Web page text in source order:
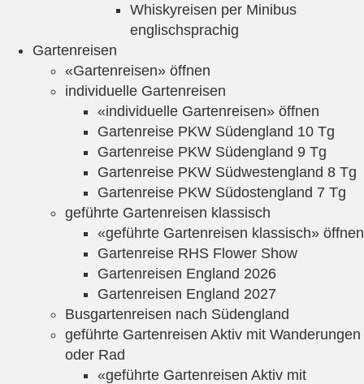
Whiskyreisen per Minibus
englischsprachig
Gartenreisen
«Gartenreisen» öffnen
individuelle Gartenreisen
«individuelle Gartenreisen» öffnen
Gartenreise PKW Südengland 10 Tg
Gartenreise PKW Südengland 9 Tg
Gartenreise PKW Südwestengland 8 Tg
Gartenreise PKW Südostengland 7 Tg
geführte Gartenreisen klassisch
«geführte Gartenreisen klassisch» öffnen
Gartenreise RHS Flower Show
Gartenreisen England 2026
Gartenreisen England 2027
Busgartenreisen nach Südengland
geführte Gartenreisen Aktiv mit Wanderungen
oder Rad
«geführte Gartenreisen Aktiv mit